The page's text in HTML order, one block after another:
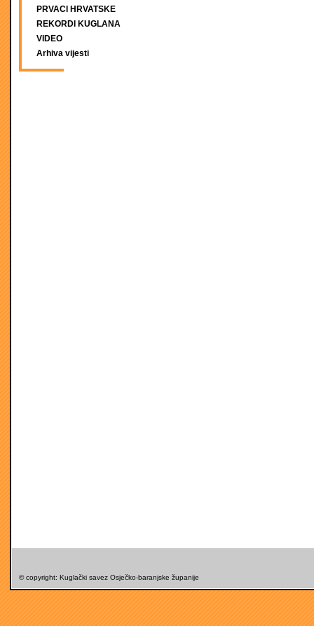
PRVACI HRVATSKE
REKORDI KUGLANA
VIDEO
Arhiva vijesti
© copyright: Kuglački savez Osječko-baranjske županije